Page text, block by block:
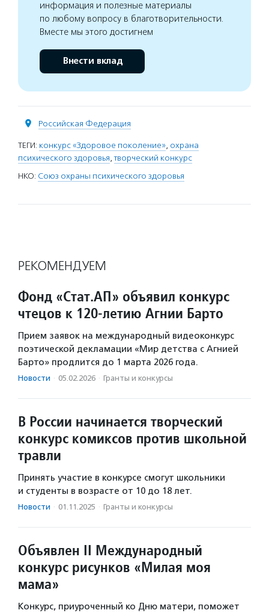
информация и полезные материалы
по любому вопросу в благотворительности.
Вместе мы этого достигнем
Внести вклад
Российская Федерация
ТЕГИ: конкурс «Здоровое поколение», охрана
психического здоровья,творческий конкурс
НКО: Союз охраны психического здоровья
РЕКОМЕНДУЕМ
Фонд «Стат.АП» объявил конкурс
чтецов к 120-летию Агнии Барто
Прием заявок на международный видеоконкурс
поэтической декламации «Мир детства с Агнией
Барто» продлится до 1 марта 2026 года.
Новости · 05.02.2026 · Гранты и конкурсы
В России начинается творческий
конкурс комиксов против школьной
травли
Принять участие в конкурсе смогут школьники
и студенты в возрасте от 10 до 18 лет.
Новости · 01.11.2025 · Гранты и конкурсы
Объявлен II Международный
конкурс рисунков «Милая моя
мама»
Конкурс, приуроченный ко Дню матери, поможет